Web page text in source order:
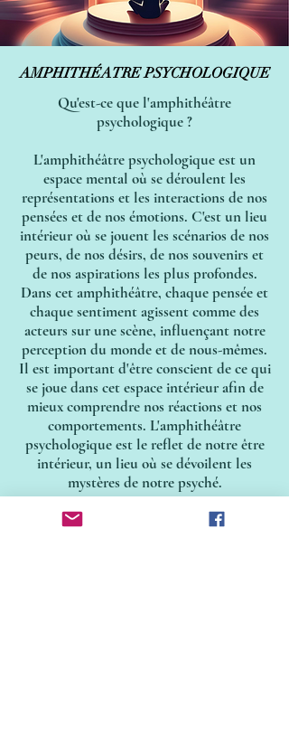
AMPHITHÉATRE PSYCHOLOGIQUE
AMPHITHÉATRE PSYCHOLOGIQUE
Qu'est-ce que l'amphithéâtre
psychologique ?
L'amphithéâtre psychologique est un
espace mental où se déroulent les
représentations et les interactions de nos
pensées et de nos émotions. C'est un lieu
intérieur où se jouent les scénarios de nos
peurs, de nos désirs, de nos souvenirs et
de nos aspirations les plus profondes.
Dans cet amphithéâtre, chaque pensée et
chaque sentiment agissent comme des
acteurs sur une scène, influençant notre
perception du monde et de nous-mêmes.
Il est important d'être conscient de ce qui
se joue dans cet espace intérieur afin de
mieux comprendre nos réactions et nos
comportements. L'amphithéâtre
psychologique est le reflet de notre être
intérieur, un lieu où se dévoilent les
mystères de notre psyché.